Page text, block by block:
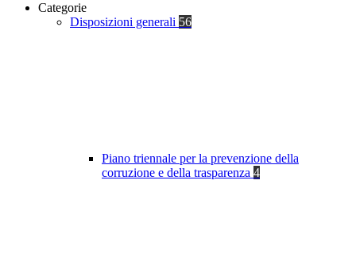
Categorie
Disposizioni generali 56
Piano triennale per la prevenzione della
corruzione e della trasparenza 4